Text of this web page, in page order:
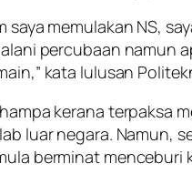
saya memulakan NS,
percubaan namun
kata lulusan
kerana terpaksa
luar negara. Namun,
berminat menceburi